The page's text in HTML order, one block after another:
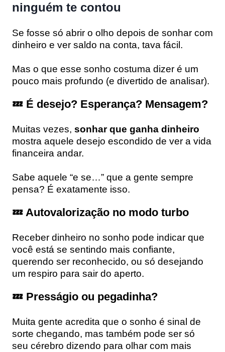
ninguém te contou
Se fosse só abrir o olho depois de sonhar com
dinheiro e ver saldo na conta, tava fácil.
Mas o que esse sonho costuma dizer é um
pouco mais profundo (e divertido de analisar).
💤 É desejo? Esperança? Mensagem?
Muitas vezes, sonhar que ganha dinheiro
mostra aquele desejo escondido de ver a vida
financeira andar.
Sabe aquele “e se…” que a gente sempre
pensa? É exatamente isso.
💤 Autovalorização no modo turbo
Receber dinheiro no sonho pode indicar que
você está se sentindo mais confiante,
querendo ser reconhecido, ou só desejando
um respiro para sair do aperto.
💤 Presságio ou pegadinha?
Muita gente acredita que o sonho é sinal de
sorte chegando, mas também pode ser só
seu cérebro dizendo para olhar com mais